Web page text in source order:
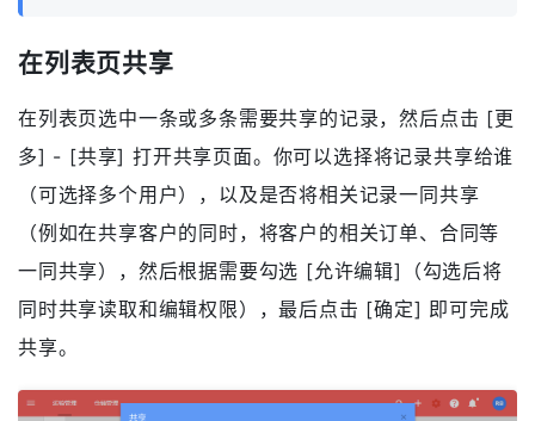
在列表页共享
在列表页选中一条或多条需要共享的记录，然后点击 [更
多] - [共享] 打开共享页面。你可以选择将记录共享给谁
（可选择多个用户），以及是否将相关记录一同共享
（例如在共享客户的同时，将客户的相关订单、合同等
一同共享），然后根据需要勾选 [允许编辑]（勾选后将
同时共享读取和编辑权限），最后点击 [确定] 即可完成
共享。